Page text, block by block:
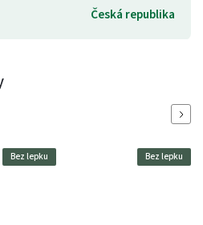
Česká republika
Bez lepku Bez lepku
Next